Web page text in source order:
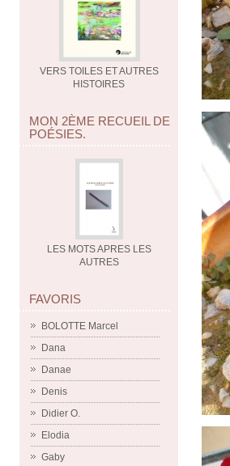
VERS TOILES ET AUTRES
HISTOIRES
MON 2ÈME RECUEIL DE
POÉSIES.
LES MOTS APRES LES
AUTRES
FAVORIS
BOLOTTE Marcel
Dana
Danae
Denis
Didier O.
Elodia
Gaby